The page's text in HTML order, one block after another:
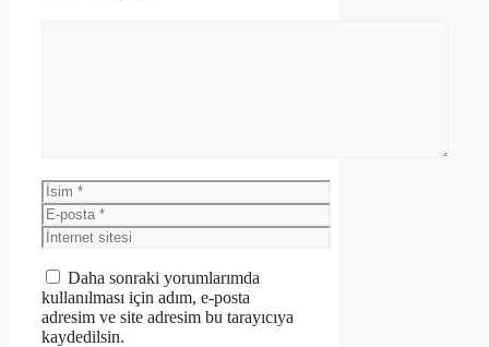
İsim
E-
posta
İnternet
sitesi
Daha sonraki yorumlarımda
kullanılması için adım, e-posta
adresim ve site adresim bu tarayıcıya
kaydedilsin.